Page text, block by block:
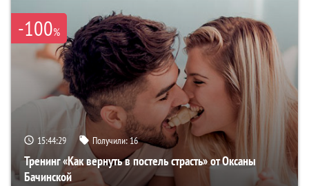
-100%
15:44:29 Получили:16
Тренинг «Как вернуть в постель страсть» от Оксаны
Бачинской